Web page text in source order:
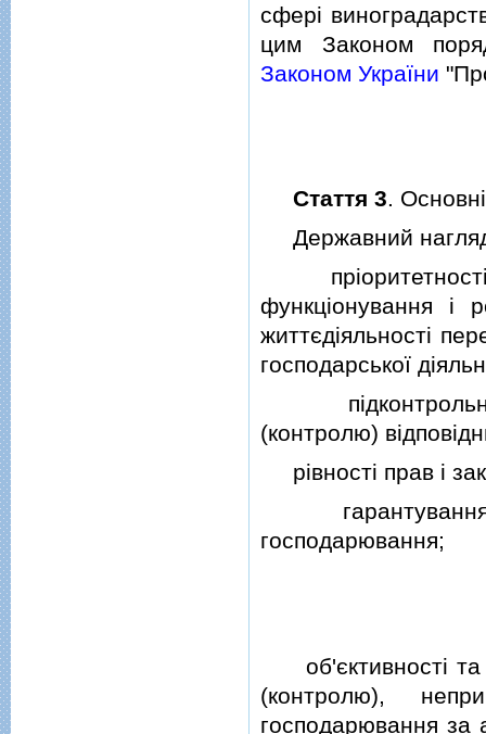
сферi
цим Законом
Законом України
Стаття 3.
Державний нагляд
прiоритетностi
функцiонування i
життєдiяльностi
господарської
(контролю)
рiвностi прав i
гарантування
господарювання;
об'єктивностi та
(контролю),
господарювання